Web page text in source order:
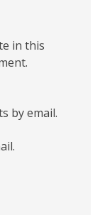
in this
by email.